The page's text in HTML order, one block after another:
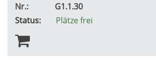
Nr.:
G1.1.30
Status:
Plätze frei